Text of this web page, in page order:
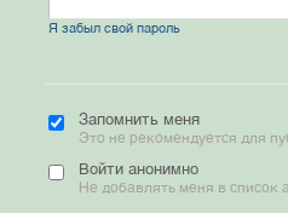
Я забыл свой пароль
Запомнить меня
Это не рекомендуется для
Войти анонимно
Не добавлять меня в список